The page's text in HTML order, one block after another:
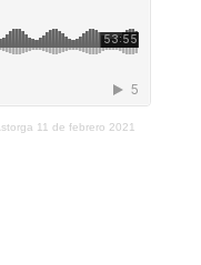
11 de febrero 2021